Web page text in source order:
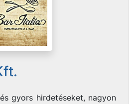
gyors hirdetéseket, nagyon